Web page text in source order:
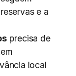
e a
precisa de
local